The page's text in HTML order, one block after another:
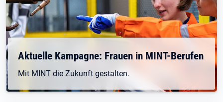
Aktuelle Kampagne: Frauen in MINT-Berufen
Mit MINT die Zukunft gestalten.